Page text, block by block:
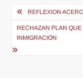
de
entradas
REFLEXION
RECHAZAN PLAN
INMIGRACIÓN